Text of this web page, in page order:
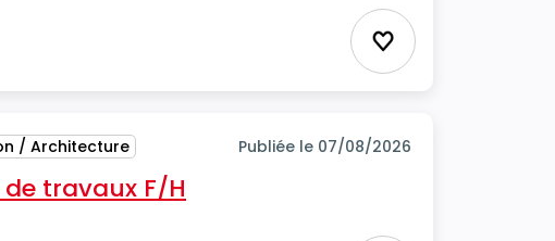
Ajouter aux
/ Architecture Publiée le 07/08/2026
travaux F/H